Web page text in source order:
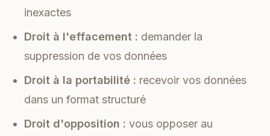
inexactes
Droit à l'effacement : demander la
suppression de vos données
Droit à la portabilité : recevoir vos données
dans un format structuré
Droit d'opposition : vous opposer au